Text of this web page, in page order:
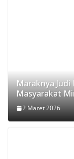
Maraknya
Masyarakat
2 Maret 2026